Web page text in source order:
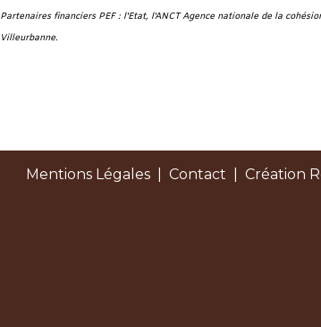
Partenaires financiers PEF : l'Etat, l'ANCT Agence nationale de la
Villeurbanne.
Mentions Légales| Contact | Création